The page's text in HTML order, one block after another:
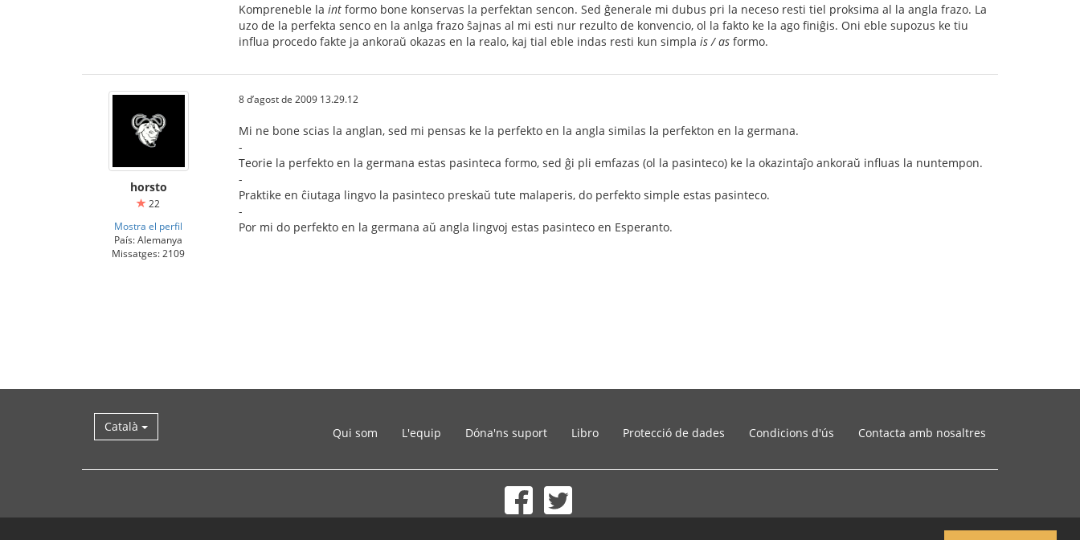
Kompreneble la int formo bone konservas la perfektan sencon. Sed ĝenerale mi dubus pri la neceso resti tiel proksima al la angla frazo. La
uzo de la perfekta senco en la anlga frazo ŝajnas al mi esti nur rezulto de konvencio, ol la fakto ke la ago finiĝis. Oni eble supozus ke tiu
influa procedo fakte ja ankoraŭ okazas en la realo, kaj tial eble indas resti kun simpla is / as formo.
horsto
22
Mostra el perfil
País: Alemanya
Missatges: 2109
8 d’agost de 2009 13.29.12
Mi ne bone scias la anglan, sed mi pensas ke la perfekto en la angla similas la perfekton en la germana.
-
Teorie la perfekto en la germana estas pasinteca formo, sed ĝi pli emfazas (ol la pasinteco) ke la okazintaĵo ankoraŭ influas la nuntempon.
-
Praktike en ĉiutaga lingvo la pasinteco preskaŭ tute malaperis, do perfekto simple estas pasinteco.
-
Por mi do perfekto en la germana aŭ angla lingvoj estas pasinteco en Esperanto.
Català Qui som L'equip Dóna'ns suport Libro Protecció de dades Condicions d'ús Contacta amb nosaltres